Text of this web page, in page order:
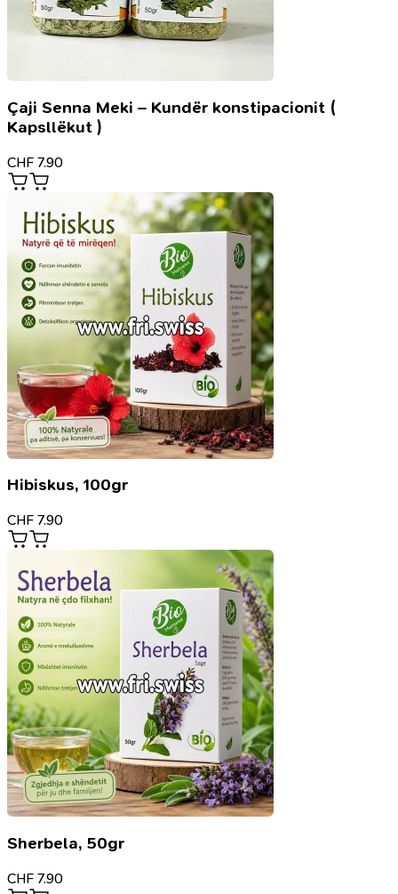
Çaji Senna Meki – Kundër konstipacionit (
Kapsllëkut )
CHF 7.90
Hibiskus, 100gr
CHF 7.90
Sherbela, 50gr
CHF 7.90